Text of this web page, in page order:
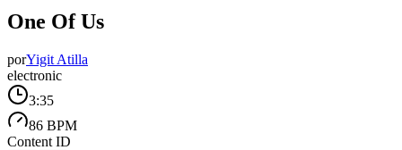
One Of Us
porYigit Atilla
electronic
3:35
86 BPM
Content ID